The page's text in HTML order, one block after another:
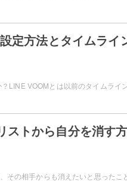
定方法とタイムライ
ストから自分を消す